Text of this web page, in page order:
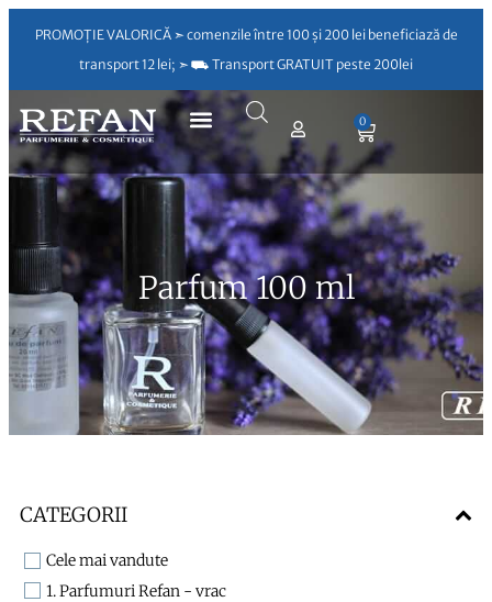
PROMOȚIE VALORICĂ ➣ comenzile între 100 și 200 lei beneficiază de
transport 12 lei; ➣ ⛟ Transport GRATUIT peste 200lei
0
Parfum 100 ml
CATEGORII
Cele mai vandute
1. Parfumuri Refan - vrac